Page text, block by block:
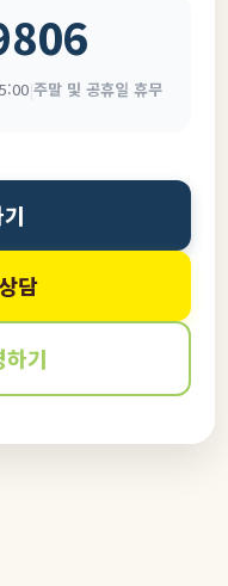
주말 및 공휴일 휴무
담
기